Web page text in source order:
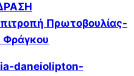
Πρωτοβουλίας-
Φράγκου
daneiolipton-